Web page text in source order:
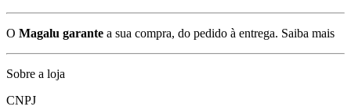
O Magalu garante a sua compra, do pedido à entrega. Saiba mais
Sobre a loja
CNPJ